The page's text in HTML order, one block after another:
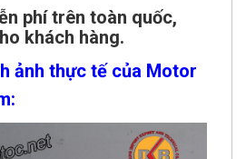
phí trên toàn quốc,
khách hàng.
ảnh thực tế của Motor